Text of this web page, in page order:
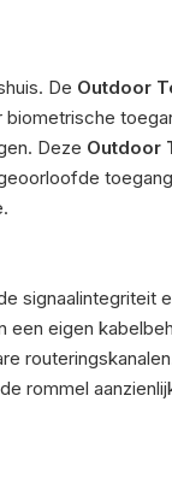
De Outdoor
Deze Outdoor
signaalintegriteit
een eigen
rommel